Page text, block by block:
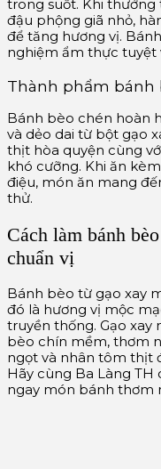
trong suốt. Khi
đậu phộng giã nhỏ,
để tăng hương vị.
nghiệm ẩm thực tuyệt
Thành phẩm bánh
Bánh bèo chén hoàn
và dẻo dai từ bột gạo
thịt hòa quyện cùng
khó cưỡng. Khi ăn
điệu, món ăn mang
thử.
Cách làm bánh
chuẩn vị
Bánh bèo từ gạo xay
đó là hương vị mộc
truyền thống. Gạo xay
bèo chín mềm, thơm
ngọt và nhân tôm thịt
Hãy cùng Ba Làng TH
ngay món bánh thơm